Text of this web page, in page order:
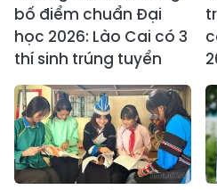
bố điểm chuẩn Đại
học 2026: Lào Cai có 3
thí sinh trúng tuyển